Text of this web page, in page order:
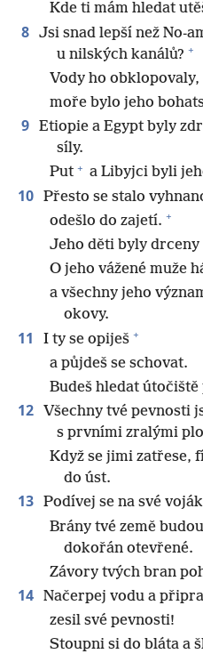
Kde ti mám hledat
8 Jsi snad lepší než No-
u nilských kanálů? +
Vody ho obklopovaly,
moře bylo jeho
9 Etiopie a Egypt byly
síly.
Put + a Libyjci byli
10 Přesto se stalo
odešlo do zajetí. +
Jeho děti byly
O jeho vážené muže
a všechny jeho
okovy.
11 I ty se opiješ +
a půjdeš se schovat.
Budeš hledat
12 Všechny tvé pevnosti
s prvními zralými
Když se jimi zatřese,
do úst.
13 Podívej se na své
Brány tvé země
dokořán otevřené.
Závory tvých bran
14 Načerpej vodu a
zesil své pevnosti!
Stoupni si do bláta a